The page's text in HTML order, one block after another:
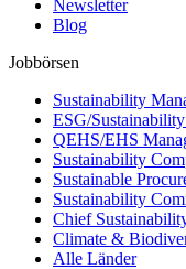
Newsletter
Blog
Jobbörsen
Sustainability
ESG/
QEHS/EHS
Sustainability
Sustainable
Sustainability
Chief
Climate &
Alle Länder